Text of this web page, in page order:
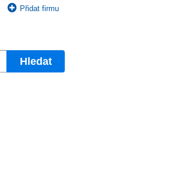
Přidat firmu
Hledat